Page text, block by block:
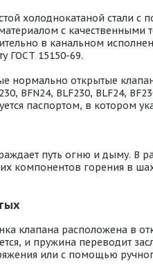
холоднокатаной стали
с
в канальном
ГОСТ 15150-69.
нормально открытые
BFN24, BLF230, BLF24,
паспортом, в котором
путь огню и дыму. В
компонентов горения в
клапана расположена в
и пружина переводит
или с помощью